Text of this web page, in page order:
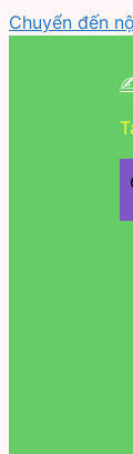
Chuyển đến